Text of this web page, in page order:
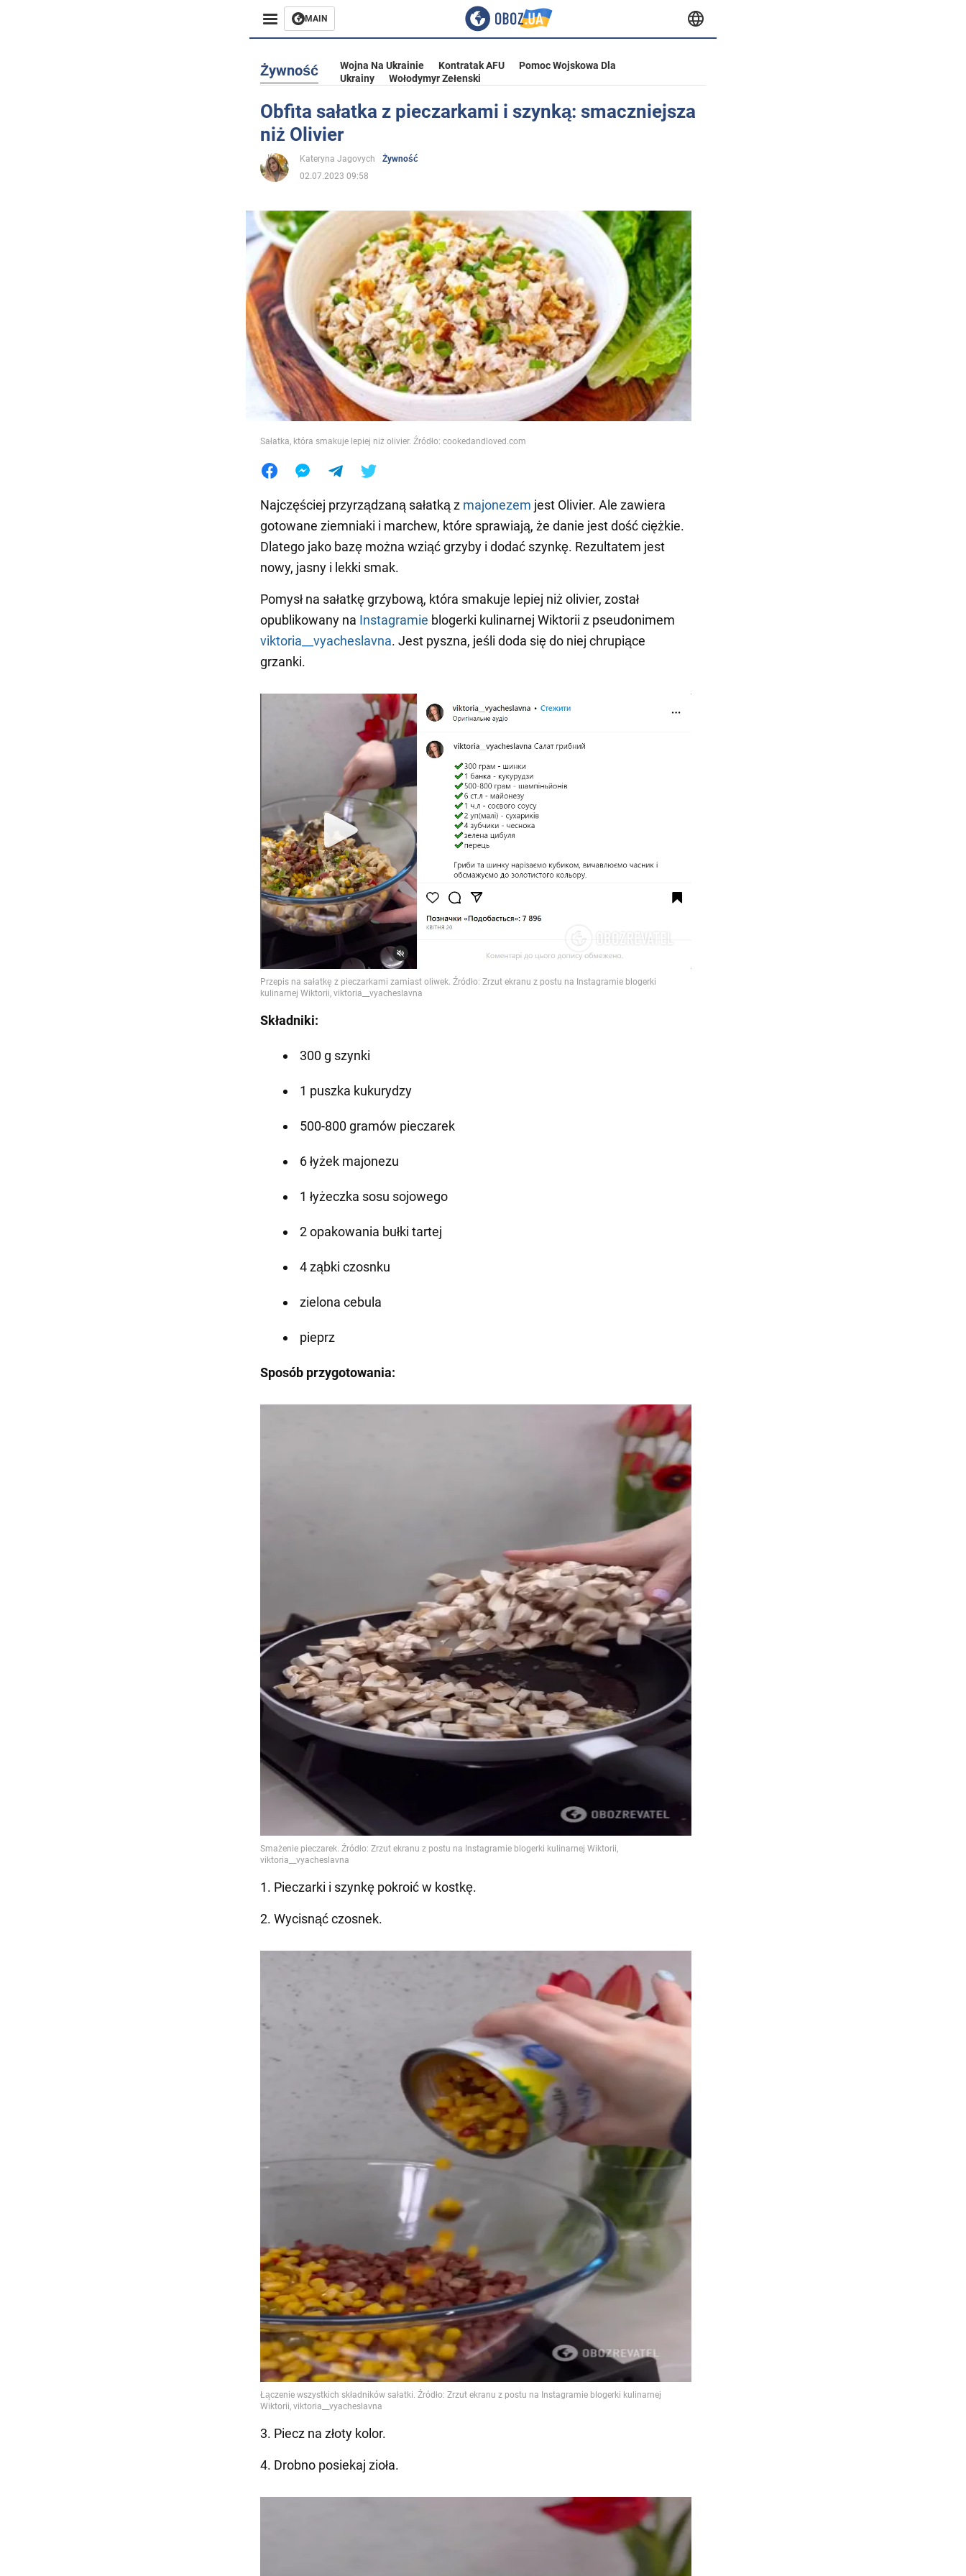
MAIN
Rozrywka
Życie
Społeczeństwo
Wojna na Ukrainie
Świat
Jedzenie
Żywność Wojna Na Ukrainie Kontratak AFU
Pomoc Wojskowa Dla
Ukrainy
Wołodymyr Zełenski
Obfita sałatka z pieczarkami i szynką: smaczniejsza
niż Olivier
Kateryna Jagovych
Żywność
02.07.2023 09:58
Sałatka, która smakuje lepiej niż olivier. Źródło: cookedandloved.com
Najczęściej przyrządzaną sałatką z majonezem jest Olivier. Ale zawiera
gotowane ziemniaki i marchew, które sprawiają, że danie jest dość ciężkie.
Dlatego jako bazę można wziąć grzyby i dodać szynkę. Rezultatem jest
nowy, jasny i lekki smak.
Pomysł na sałatkę grzybową, która smakuje lepiej niż olivier, został
opublikowany na Instagramie blogerki kulinarnej Wiktorii z pseudonimem
viktoria__vyacheslavna. Jest pyszna, jeśli doda się do niej chrupiące
grzanki.
Składniki:
300 g szynki
1 puszka kukurydzy
500-800 gramów pieczarek
6 łyżek majonezu
1 łyżeczka sosu sojowego
2 opakowania bułki tartej
4 ząbki czosnku
zielona cebula
pieprz
Sposób przygotowania:
1. Pieczarki i szynkę pokroić w kostkę.
2. Wycisnąć czosnek.
3. Piecz na złoty kolor.
4. Drobno posiekaj zioła.